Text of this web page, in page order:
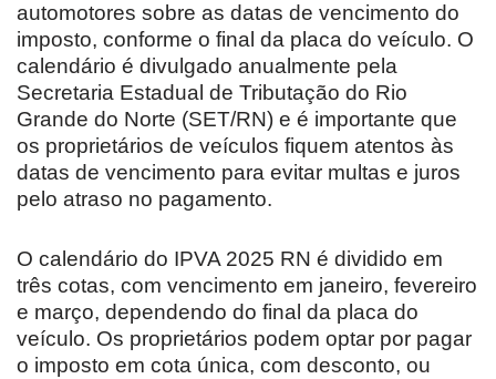
automotores sobre as datas de vencimento do
imposto, conforme o final da placa do veículo. O
calendário é divulgado anualmente pela
Secretaria Estadual de Tributação do Rio
Grande do Norte (SET/RN) e é importante que
os proprietários de veículos fiquem atentos às
datas de vencimento para evitar multas e juros
pelo atraso no pagamento.
O calendário do IPVA 2025 RN é dividido em
três cotas, com vencimento em janeiro, fevereiro
e março, dependendo do final da placa do
veículo. Os proprietários podem optar por pagar
o imposto em cota única, com desconto, ou